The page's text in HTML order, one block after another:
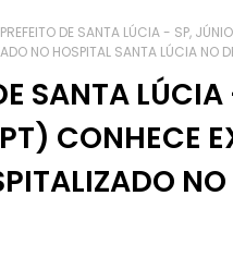
DE SANTA LÚCIA - SP,
NO HOSPITAL SANTA LÚCIA NO
SANTA
CONHECE